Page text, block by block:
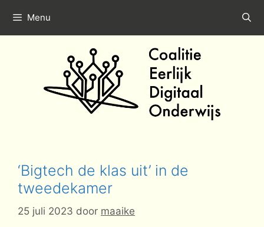
naar
de
Menu
‘Bigtech de klas uit’ in de
tweedekamer
25 juli 2023 door maaike